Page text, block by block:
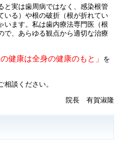
と実は歯周病ではなく、感染根管
いる）や根の破折（根が折れてい
います。私は歯内療法専門医（根
で、あらゆる観点から適切な治療
の健康は全身の健康のもと」
を
談ください。
院長 有賀淑隆